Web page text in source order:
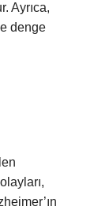
Ayrıca,
denge